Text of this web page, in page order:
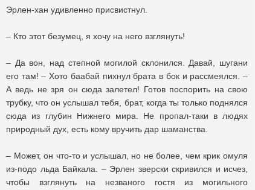
Эрлен-хан удивленно присвистнул.
– Кто этот безумец, я хочу на него взглянуть!
– Да вон, над степной могилой склонился. Давай, шугани
его там! – Хото баабай пихнул брата в бок и рассмеялся. –
А ведь не зря он сюда залетел! Готов поспорить на свою
трубку, что он услышал тебя, брат, когда ты только поднялся
сюда из глубин Нижнего мира. Не пропал-таки в людях
природный дух, есть кому вручить дар шаманства.
– Может, он что-то и услышал, но не более, чем крик омуля
из-подо льда Байкала. – Эрлен зверски скривился и исчез,
чтобы взглянуть на незваного гостя из могильного